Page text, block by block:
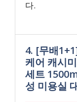
다.
4. [무배
케어 캐시
세트
성 미용실